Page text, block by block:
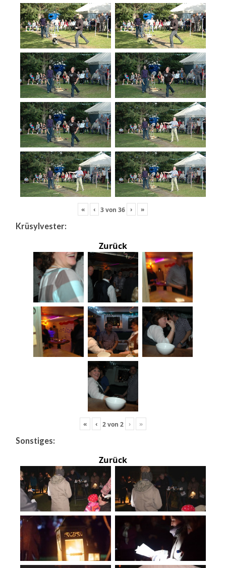
« ‹ 3von36 › »
Krüsylvester:
Zurück
« ‹ 2von 2 › »
Sonstiges:
Zurück